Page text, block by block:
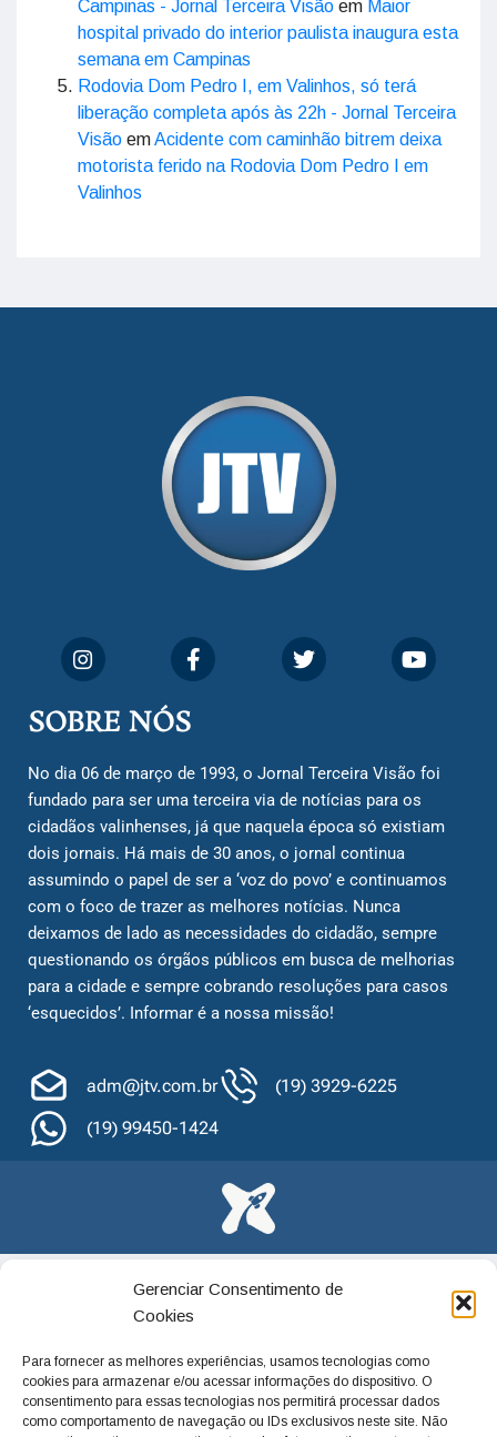
Gerenciar Consentimento de
Cookies
Para fornecer as melhores experiências, usamos tecnologias como
cookies para armazenar e/ou acessar informações do dispositivo. O
consentimento para essas tecnologias nos permitirá processar dados
como comportamento de navegação ou IDs exclusivos neste site. Não
Campinas - Jornal Terceira Visão em Maior
hospital privado do interior paulista inaugura esta
semana em Campinas
Rodovia Dom Pedro I, em Valinhos, só terá
liberação completa após às 22h - Jornal Terceira
Visão emAcidente com caminhão bitrem deixa
motorista ferido na Rodovia Dom Pedro I em
Valinhos
SOBRE NÓS
No dia 06 de março de 1993, o Jornal Terceira Visão foi
fundado para ser uma terceira via de notícias para os
cidadãos valinhenses, já que naquela época só existiam
dois jornais. Há mais de 30 anos, o jornal continua
assumindo o papel de ser a ‘voz do povo’ e continuamos
com o foco de trazer as melhores notícias. Nunca
deixamos de lado as necessidades do cidadão, sempre
questionando os órgãos públicos em busca de melhorias
para a cidade e sempre cobrando resoluções para casos
‘esquecidos’. Informar é a nossa missão!
adm@jtv.com.br
(19) 3929-6225
(19) 99450-1424